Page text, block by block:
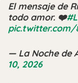
El mensaje de
todo amor. ❤️
pic.twitter.com/
— La Noche de
10, 2026